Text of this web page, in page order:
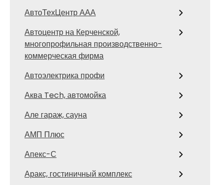
АвтоТехЦентр ААА
Автоцентр на Керченской,
многопрофильная производственно-
коммерческая фирма
Автоэлектрика профи
Аква Tech, автомойка
Але гараж, сауна
АМП Плюс
Апекс-С
Аракс, гостиничный комплекс